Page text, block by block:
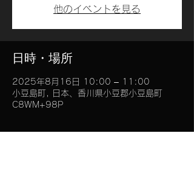
他のイベントを見る
日時・場所
2025年8月16日 10:00 – 11:00
小豆島町, 日本、香川県小豆郡小豆島町
C8WM+98P